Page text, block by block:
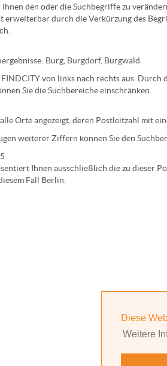
Diese
Weitere
den oder die Suchbegriffe zu
erweiterbar durch die Verkürzung des
Burg Burgdorf, Burgwald.
von links nach rechts aus. Durch
Sie die Suchbereiche einschränken.
alle Orteangezeigt, deren Postleitzahl mit
weiterer Ziffern können Sie den
Ihnen ausschließlich die zu dieser
Fall Berlin.